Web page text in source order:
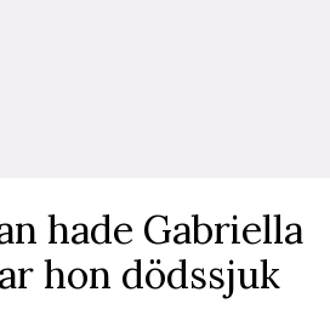
hade Gabriella
hon dödssjuk